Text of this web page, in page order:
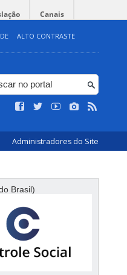
Canais
ALTO CONTRASTE
Administradores do Site
Brasil)